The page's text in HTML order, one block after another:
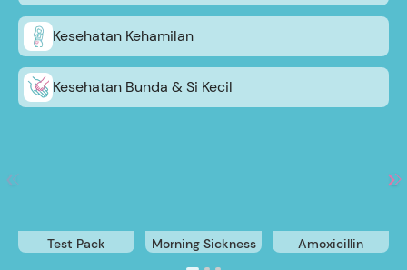
Kesehatan Kehamilan
Kesehatan Bunda & Si Kecil
Test Pack Morning Sickness Amoxicillin